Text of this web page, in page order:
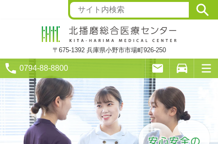
〒675-1392 兵庫県小野市市場町926-250
0794-88-8800